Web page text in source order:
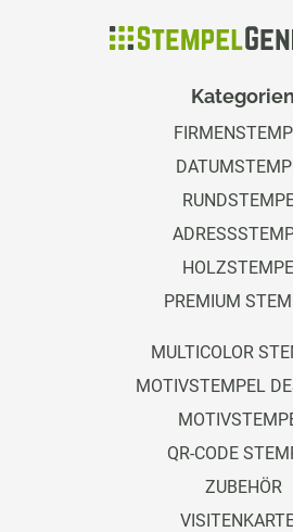
Kategorien
PREMIUM
MULTICOLOR
MOTIVSTEMPEL
QR-CODE
ZUBEHÖR